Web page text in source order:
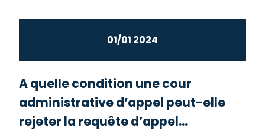
01/01 2024
A quelle condition une cour
administrative d’appel peut-elle
rejeter la requête d’appel...